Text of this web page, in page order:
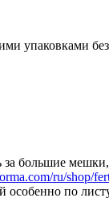
упаковками
большие
ru/shop/
по